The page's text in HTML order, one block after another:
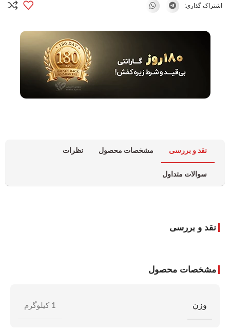
اشتراک گذاری:
نقد و بررسی مشخصات محصول نظرات
سوالات متداول
نقد و بررسی
مشخصات محصول
وزن 1 کیلوگرم